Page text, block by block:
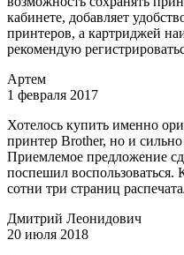
кабинете, добавляет
принтеров, а картриджей
рекомендую
Артем
1 февраля 2017
Хотелось купить именно
принтер Brother, но и
Приемлемое предложение
поспешил
сотни три страниц
Дмитрий Леонидович
20 июля 2018